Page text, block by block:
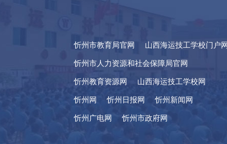
忻州市教育局官网 山西海运技工学校门户
忻州市人力资源和社会保障局官网
忻州教育资源网 山西海运技工学校网
忻州网 忻州日报网 忻州新闻网
忻州广电网 忻州市政府网